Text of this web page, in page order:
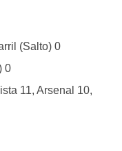
(Salto) 0
0
11, Arsenal 10,